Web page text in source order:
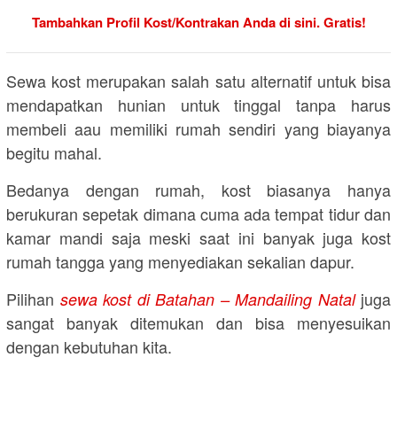
Tambahkan Profil Kost/Kontrakan Anda di sini. Gratis!
Sewa kost merupakan salah satu alternatif untuk bisa
mendapatkan hunian untuk tinggal tanpa harus
membeli aau memiliki rumah sendiri yang biayanya
begitu mahal.
Bedanya dengan rumah, kost biasanya hanya
berukuran sepetak dimana cuma ada tempat tidur dan
kamar mandi saja meski saat ini banyak juga kost
rumah tangga yang menyediakan sekalian dapur.
Pilihan sewa kost di Batahan – Mandailing Nataljuga
sangat banyak ditemukan dan bisa menyesuikan
dengan kebutuhan kita.